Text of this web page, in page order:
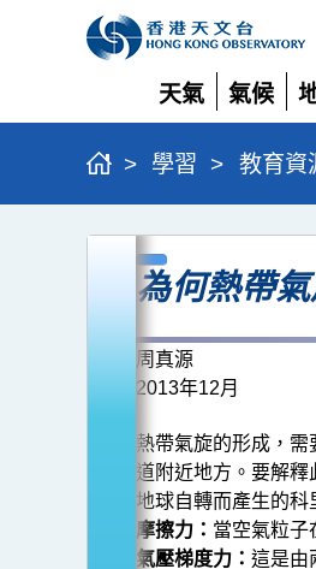
天氣
展
開
氣候
展
開
> 學習 > 教育資
熱
帶
氣
為何熱帶
周真源
2013年12月
熱帶氣旋的形成，
道附近地方。要解
地球自轉而產生的科
摩擦力： 當空氣粒子
氣壓梯度力： 這是由